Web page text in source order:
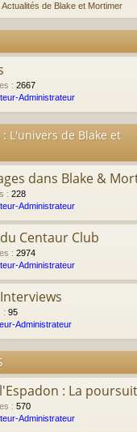
Actualités de Blake et Mortimer
: 2667
Administrateur
L'univers de Blake et
dans Blake &
: 228
Administrateur
Centaur Club
: 2974
Administrateur
: 95
Administrateur
: La
: 570
Administrateur